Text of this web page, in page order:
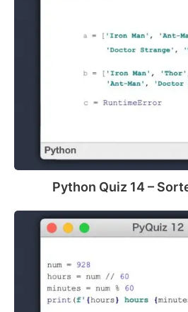
Python Quiz 14 –
Quiz
de